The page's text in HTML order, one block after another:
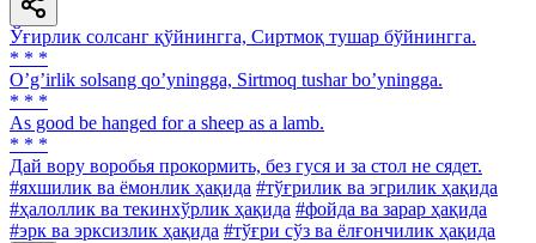
Ўғирлик солсанг қўйнингга, Сиртмоқ тушар бўйнингга.
* * *
Oʼgʼirlik solsang qoʼyningga, Sirtmoq tushar boʼyningga.
* * *
As good be hanged for a sheep as a lamb.
* * *
Дай вору воробья прокормить, без гуся и за стол не сядет.
#яхшилик ва ёмонлик ҳақида #тўғрилик ва эгрилик ҳақида
#ҳалоллик ва текинхўрлик ҳақида #фойда ва зарар ҳақида
#эрк ва эрксизлик ҳақида #тўғри сўз ва ёлғончилик ҳақида